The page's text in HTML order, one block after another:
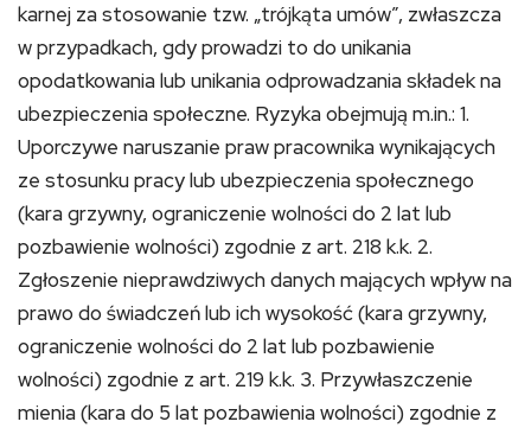
karnej za stosowanie tzw. „trójkąta umów”, zwłaszcza
w przypadkach, gdy prowadzi to do unikania
opodatkowania lub unikania odprowadzania składek na
ubezpieczenia społeczne. Ryzyka obejmują m.in.: 1.
Uporczywe naruszanie praw pracownika wynikających
ze stosunku pracy lub ubezpieczenia społecznego
(kara grzywny, ograniczenie wolności do 2 lat lub
pozbawienie wolności) zgodnie z art. 218 k.k. 2.
Zgłoszenie nieprawdziwych danych mających wpływ na
prawo do świadczeń lub ich wysokość (kara grzywny,
ograniczenie wolności do 2 lat lub pozbawienie
wolności) zgodnie z art. 219 k.k. 3. Przywłaszczenie
mienia (kara do 5 lat pozbawienia wolności) zgodnie z